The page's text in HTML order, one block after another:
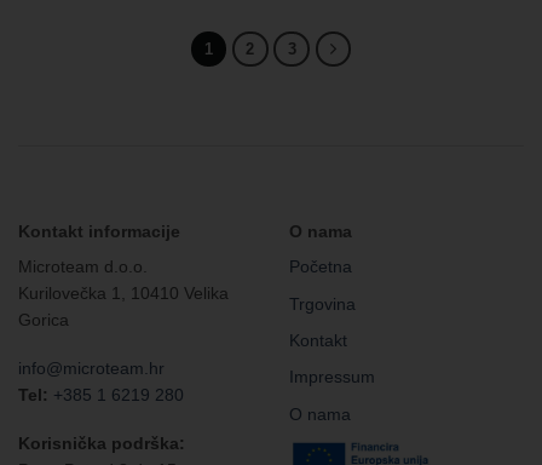
1 2 3
Kontakt informacije
Microteam d.o.o.
Kurilovečka 1, 10410 Velika
Gorica
info@microteam.hr
Tel: +385 1 6219 280
Korisnička podrška:
O nama
Početna
Trgovina
Kontakt
Impressum
O nama